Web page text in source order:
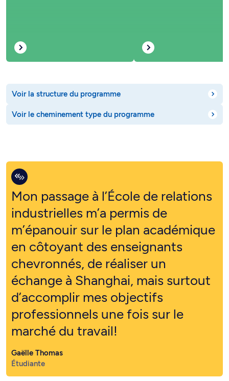
Voir la structure du programme
Voir le cheminement type du programme
Mon passage à l’École de relations
industrielles m’a permis de
m’épanouir sur le plan académique
en côtoyant des enseignants
chevronnés, de réaliser un
échange à Shanghai, mais surtout
d’accomplir mes objectifs
professionnels une fois sur le
marché du travail!
Gaëlle Thomas
Étudiante